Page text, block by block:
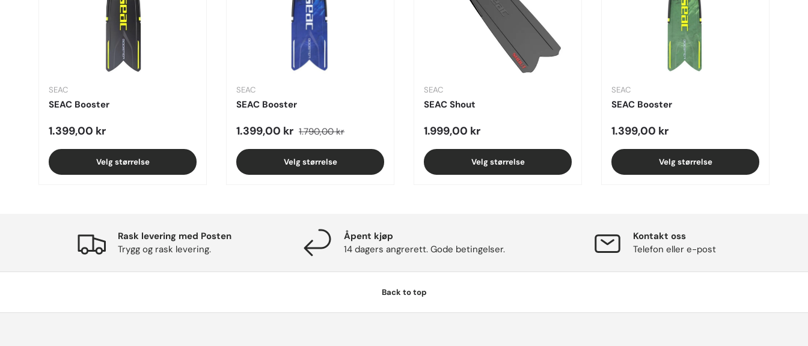
SEAC
SEAC Booster
Regular price
1.399,00 kr
Velg størrelse
SEAC
SEAC Booster
Sale price
1.399,00 kr Regular price
1.790,00 kr
Velg størrelse
SEAC
SEAC Shout
Regular price
1.999,00 kr
Velg størrelse
SEAC
SEAC Booster
Regular price
1.399,00 kr
Velg størrelse
Rask levering med Posten
Trygg og rask levering.
Åpent kjøp
14 dagers angrerett. Gode betingelser.
Kontakt oss
Telefon eller e-post
Back to top